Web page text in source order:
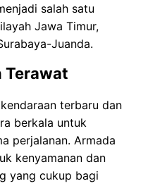
salah satu
Jawa Timur,
Juanda.
Terawat
terbaru dan
berkala untuk
perjalanan. Armada
kenyamanan dan
yang cukup bagi